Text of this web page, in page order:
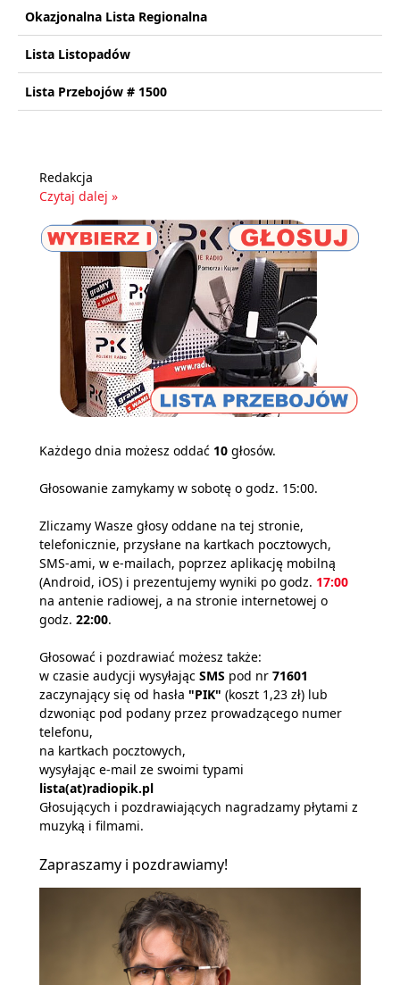
Okazjonalna Lista Regionalna
Lista Listopadów
Lista Przebojów # 1500
Redakcja
Czytaj dalej »
Każdego dnia możesz oddać 10 głosów.
Głosowanie zamykamy w sobotę o godz. 15:00.
Zliczamy Wasze głosy oddane na tej stronie,
telefonicznie, przysłane na kartkach pocztowych,
SMS-ami, w e-mailach, poprzez aplikację mobilną
(Android, iOS) i prezentujemy wyniki po godz. 17:00
na antenie radiowej, a na stronie internetowej o
godz. 22:00.
Głosować i pozdrawiać możesz także:
w czasie audycji wysyłając SMS pod nr 71601
zaczynający się od hasła "PIK" (koszt 1,23 zł) lub
dzwoniąc pod podany przez prowadzącego numer
telefonu,
na kartkach pocztowych,
wysyłając e-mail ze swoimi typami
lista(at)radiopik.pl
Głosujących i pozdrawiających nagradzamy płytami z
muzyką i filmami.
Zapraszamy i pozdrawiamy!